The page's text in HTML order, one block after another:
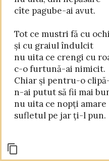
cîte pagube-ai avut.
Tot ce mustri fă cu
și cu graiul îndulcit
nu uita ce crengi cu
c-o furtună-ai nimicit.
Chiar și pentru-o
n-ai putut să fii mai
nu uita ce nopți amare